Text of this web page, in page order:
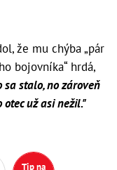
že mu chýba „pár
bojovníka“ hrdá,
sa stalo, no zároveň
už asi nežil."
Tip na